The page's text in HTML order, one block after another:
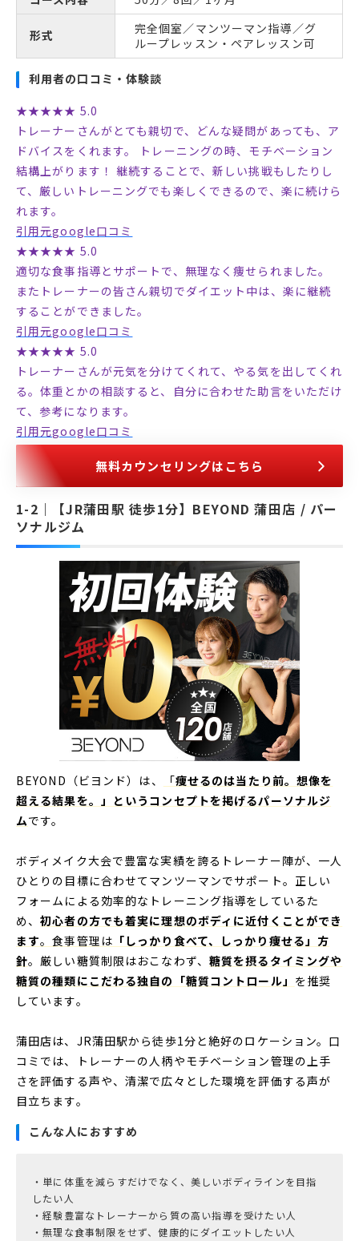
形式
完全個室／マンツーマン指導／グ
ループレッスン・ペアレッスン可
利用者の口コミ・体験談
★★★★★ 5.0
トレーナーさんがとても親切で、どんな疑問があっても、ア
ドバイスをくれます。 トレーニングの時、モチベーション
結構上がります！ 継続することで、新しい挑戦もしたりし
て、厳しいトレーニングでも楽しくできるので、楽に続けら
れます。
引用元google口コミ
★★★★★ 5.0
適切な食事指導とサポートで、無理なく痩せられました。
またトレーナーの皆さん親切でダイエット中は、楽に継続
することができました。
引用元google口コミ
★★★★★ 5.0
トレーナーさんが元気を分けてくれて、やる気を出してくれ
る。体重とかの相談すると、自分に合わせた助言をいただけ
て、参考になります。
引用元google口コミ
無料カウンセリングはこちら
【JR蒲田駅 徒歩1分】BEYOND 蒲田店 / パー
ソナルジム
BEYOND（ビヨンド）は、 「痩せるのは当たり前。想像を
超える結果を。」というコンセプトを掲げるパーソナルジ
ムです。
ボディメイク大会で豊富な実績を誇るトレーナー陣が、一人
ひとりの目標に合わせてマンツーマンでサポート。正しい
フォームによる効率的なトレーニング指導をしているた
め、初心者の方でも着実に理想のボディに近付くことができ
ます。食事管理は 「しっかり食べて、しっかり痩せる」方
針。厳しい糖質制限はおこなわず、 糖質を摂るタイミングや
糖質の種類にこだわる独自の「糖質コントロール」 を推奨
しています。
蒲田店は、JR蒲田駅から徒歩1分と絶好のロケーション。口
コミでは、トレーナーの人柄やモチベーション管理の上手
さを評価する声や、清潔で広々とした環境を評価する声が
目立ちます。
こんな人におすすめ
・単に体重を減らすだけでなく、美しいボディラインを目指
したい人
・経験豊富なトレーナーから質の高い指導を受けたい人
・無理な食事制限をせず、健康的にダイエットしたい人